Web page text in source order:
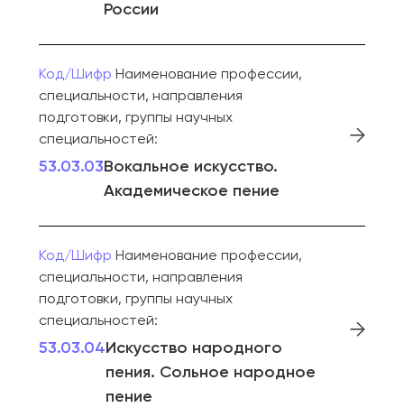
России
Код/Шифр Наименование профессии,
специальности, направления
подготовки, группы научных
специальностей:
53.03.03Вокальное искусство.
Академическое пение
Код/Шифр Наименование профессии,
специальности, направления
подготовки, группы научных
специальностей:
53.03.04Искусство народного
пения. Сольное народное
пение